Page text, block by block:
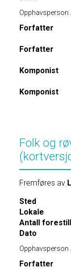
Opphavsperson
Forfatter
Forfatter
Komponist
Komponist
Folk og
Fremføres av
Sted
Lokale
Antall
Dato
Opphavsperson
Forfatter